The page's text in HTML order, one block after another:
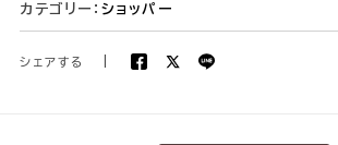
カテゴリー： ショッパー
シェアする